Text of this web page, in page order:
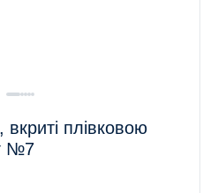
плівковою
№7